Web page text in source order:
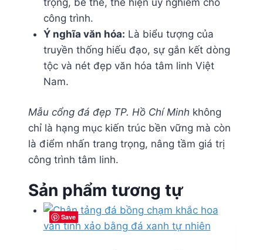
công trình.
Ý nghĩa văn hóa: Là biểu tượng của
truyền thống hiếu đạo, sự gắn kết dòng
tộc và nét đẹp văn hóa tâm linh Việt
Nam.
Mẫu cổng đá đẹp TP. Hồ Chí Minh không
chỉ là hạng mục kiến trúc bền vững mà còn
là điểm nhấn trang trọng, nâng tầm giá trị
công trình tâm linh.
Sản phẩm tương tự
Save
Save
Save
Save